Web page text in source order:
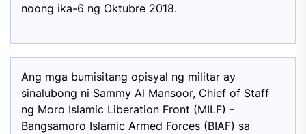
noong ika-6 ng Oktubre 2018.
Ang mga bumisitang opisyal ng militar ay
sinalubong ni Sammy Al Mansoor, Chief of Staff
ng Moro Islamic Liberation Front (MILF) -
Bangsamoro Islamic Armed Forces (BIAF) sa